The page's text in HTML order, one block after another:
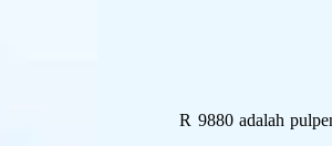
R 9880 adalah pulpen